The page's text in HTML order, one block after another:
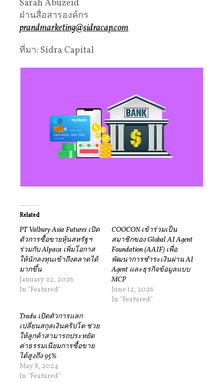
Sarah Abuzeid
ฝ่านสื่อสารองค์กร
prandmarketing@sidracap.com
ที่มา: Sidra Capital
Related
PT Valbury Asia Futures เปิด
ตัวการซื้อขายหุ้นสหรัฐฯ
ร่วมกับ Alpaca เพิ่มโอกาส
ให้นักลงทุนเข้าถึงตลาดได้
มากขึ้น
January 22, 2026
In "Featured"
COOCON เข้าร่วมเป็น
สมาชิกของ Global AI Agent
Foundation (AAIF) เพื่อ
พัฒนาการชำระเงินผ่าน AI
Agent และธุรกิจข้อมูลแบบ
MCP
June 12, 2026
In "Featured"
Tradu เปิดตัวการแลก
เปลี่ยนสกุลเงินคริปโต ช่วย
ให้ลูกค้าสามารถประหยัด
ค่าธรรมเนียมการซื้อขาย
ได้สูงถึง 95%
May 8, 2024
In "Featured"